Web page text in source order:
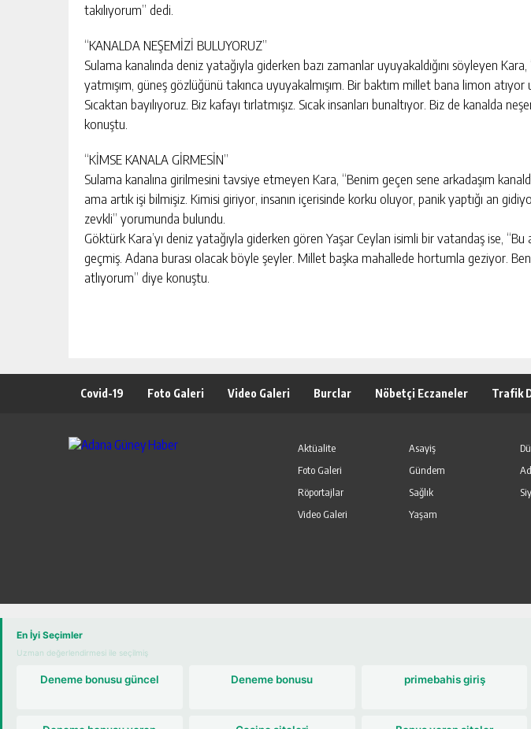
takılıyorum” dedi.
“KANALDA NEŞEMİZİ BULUYORUZ”
Sulama kanalında deniz yatağıyla giderken bazı zamanlar uyuyakaldığını söyleyen
yatmışım, güneş gözlüğünü takınca uyuyakalmışım. Bir baktım millet bana limon atıyor
Sıcaktan bayılıyoruz. Biz kafayı tırlatmışız. Sıcak insanları bunaltıyor. Biz de kanalda
konuştu.
“KİMSE KANALA GİRMESİN”
Sulama kanalına girilmesini tavsiye etmeyen Kara, “Benim geçen sene arkadaşım
ama artık işi bilmişiz. Kimisi giriyor, insanın içerisinde korku oluyor, panik yaptığı an
zevkli” yorumunda bulundu.
Göktürk Kara’yı deniz yatağıyla giderken gören Yaşar Ceylan isimli bir vatandaş ise, “Bu
geçmiş. Adana burası olacak böyle şeyler. Millet başka mahallede hortumla geziyor.
atlıyorum” diye konuştu.
Covid-19 Foto Galeri Video Galeri Burclar Nöbetçi Eczaneler Trafik
Aktüalite Asayiş
Foto Galeri
Gündem
Röportajlar
Sağlık
Video Galeri
Yaşam
En İyi Seçimler
Uzman değerlendirmesi ile seçilmiş
Deneme bonusu güncel Deneme bonusu primebahis giriş